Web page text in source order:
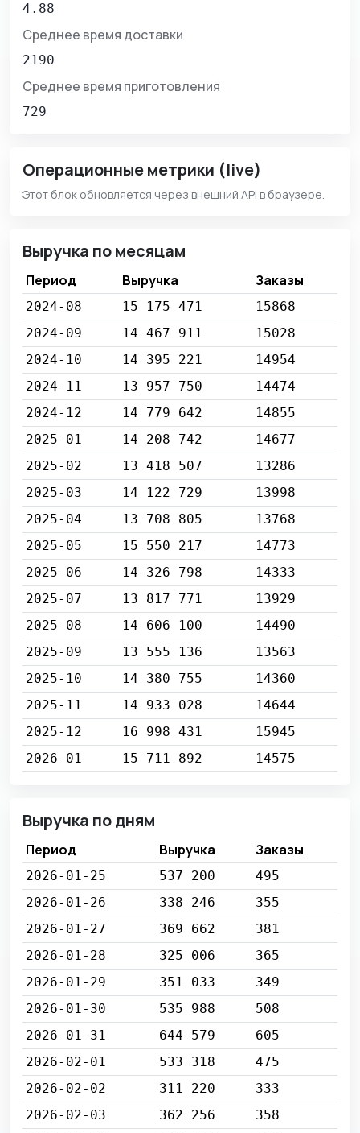
4.88
Среднее время доставки
2190
Среднее время приготовления
729
Операционные метрики (live)
Этот блок обновляется через внешний API в браузере.
Выручка по месяцам
Период Выручка Заказы
2024-08 15 175 471
15868
2024-09
14 467 911
15028
2024-10
14 395 221
14954
2024-11
13 957 750
14474
2024-12
14 779 642
14855
2025-01
14 208 742
14677
2025-02
13 418 507
13286
2025-03
14 122 729
13998
2025-04
13 708 805
13768
2025-05
15 550 217
14773
2025-06
14 326 798
14333
2025-07
13 817 771
13929
2025-08
14 606 100
14490
2025-09
13 555 136
13563
2025-10
14 380 755
14360
2025-11
14 933 028
14644
2025-12
16 998 431
15945
2026-01
15 711 892 14575
Выручка по дням
Период Выручка Заказы
2026-01-25 537 200
495
2026-01-26
338 246
355
2026-01-27
369 662
381
2026-01-28
325 006
365
2026-01-29
351 033
349
2026-01-30
535 988
508
2026-01-31
644 579
605
2026-02-01
533 318
475
2026-02-02
311 220
333
2026-02-03
362 256
358